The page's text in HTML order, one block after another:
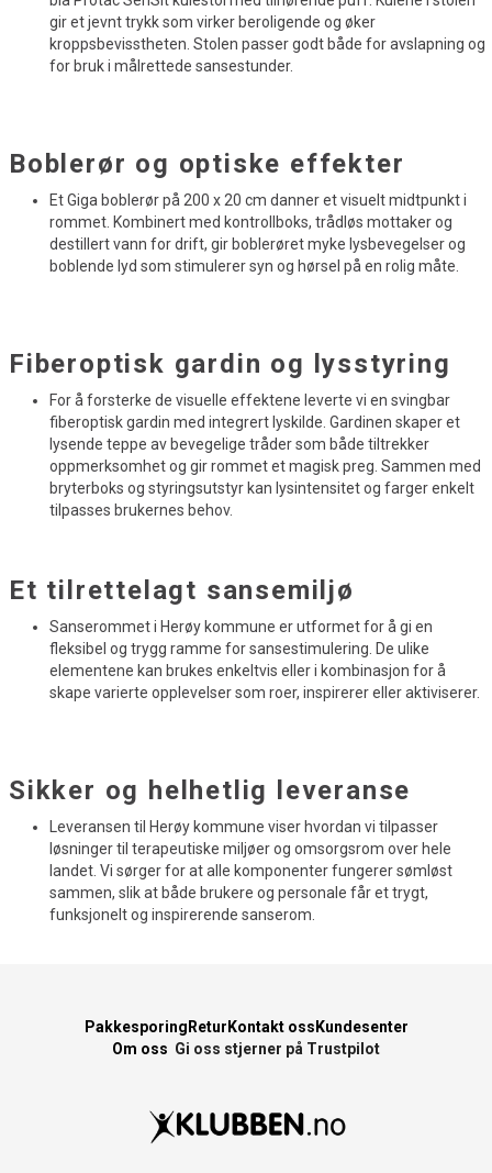
gir et jevnt trykk som virker beroligende og øker
kroppsbevisstheten. Stolen passer godt både for avslapning og
for bruk i målrettede sansestunder.
Boblerør og optiske effekter
Et Giga boblerør på 200 x 20 cm danner et visuelt midtpunkt i
rommet. Kombinert med kontrollboks, trådløs mottaker og
destillert vann for drift, gir boblerøret myke lysbevegelser og
boblende lyd som stimulerer syn og hørsel på en rolig måte.
Fiberoptisk gardin og lysstyring
For å forsterke de visuelle effektene leverte vi en svingbar
fiberoptisk gardin med integrert lyskilde. Gardinen skaper et
lysende teppe av bevegelige tråder som både tiltrekker
oppmerksomhet og gir rommet et magisk preg. Sammen med
bryterboks og styringsutstyr kan lysintensitet og farger enkelt
tilpasses brukernes behov.
Et tilrettelagt sansemiljø
Sanserommet i Herøy kommune er utformet for å gi en
fleksibel og trygg ramme for sansestimulering. De ulike
elementene kan brukes enkeltvis eller i kombinasjon for å
skape varierte opplevelser som roer, inspirerer eller aktiviserer.
Sikker og helhetlig leveranse
Leveransen til Herøy kommune viser hvordan vi tilpasser
løsninger til terapeutiske miljøer og omsorgsrom over hele
landet. Vi sørger for at alle komponenter fungerer sømløst
sammen, slik at både brukere og personale får et trygt,
funksjonelt og inspirerende sanserom.
Pakkesporing Retur Kontakt oss Kundesenter
Om oss Gi oss stjerner på Trustpilot